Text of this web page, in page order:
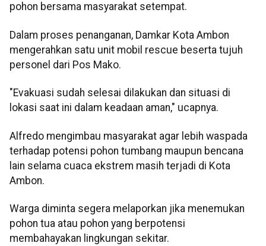
pohon bersama masyarakat setempat.
Dalam proses penanganan, Damkar Kota Ambon
mengerahkan satu unit mobil rescue beserta tujuh
personel dari Pos Mako.
"Evakuasi sudah selesai dilakukan dan situasi di
lokasi saat ini dalam keadaan aman," ucapnya.
Alfredo mengimbau masyarakat agar lebih waspada
terhadap potensi pohon tumbang maupun bencana
lain selama cuaca ekstrem masih terjadi di Kota
Ambon.
Warga diminta segera melaporkan jika menemukan
pohon tua atau pohon yang berpotensi
membahayakan lingkungan sekitar.